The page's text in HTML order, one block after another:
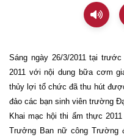
Sáng ngày 26/3/2011 tại
2011 với nội dung bữa cơm
thủy lợi tổ chức đã thu hút
đảo các bạn sinh viên trường
Khai mạc hội thi ẩm thực
Trưởng Ban nữ công Trường